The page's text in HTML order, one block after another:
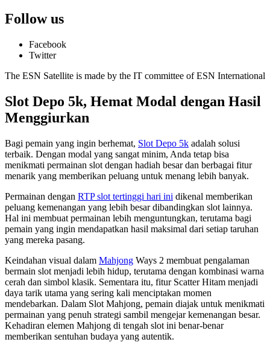
Follow us
Facebook
Twitter
The ESN Satellite is made by the IT committee of ESN International
Slot Depo 5k, Hemat Modal dengan Hasil
Menggiurkan
Bagi pemain yang ingin berhemat, Slot Depo 5k adalah solusi
terbaik. Dengan modal yang sangat minim, Anda tetap bisa
menikmati permainan slot dengan hadiah besar dan berbagai fitur
menarik yang memberikan peluang untuk menang lebih banyak.
Permainan dengan RTP slot tertinggi hari ini dikenal memberikan
peluang kemenangan yang lebih besar dibandingkan slot lainnya.
Hal ini membuat permainan lebih menguntungkan, terutama bagi
pemain yang ingin mendapatkan hasil maksimal dari setiap taruhan
yang mereka pasang.
Keindahan visual dalam Mahjong Ways 2 membuat pengalaman
bermain slot menjadi lebih hidup, terutama dengan kombinasi warna
cerah dan simbol klasik. Sementara itu, fitur Scatter Hitam menjadi
daya tarik utama yang sering kali menciptakan momen
mendebarkan. Dalam Slot Mahjong, pemain diajak untuk menikmati
permainan yang penuh strategi sambil mengejar kemenangan besar.
Kehadiran elemen Mahjong di tengah slot ini benar-benar
memberikan sentuhan budaya yang autentik.